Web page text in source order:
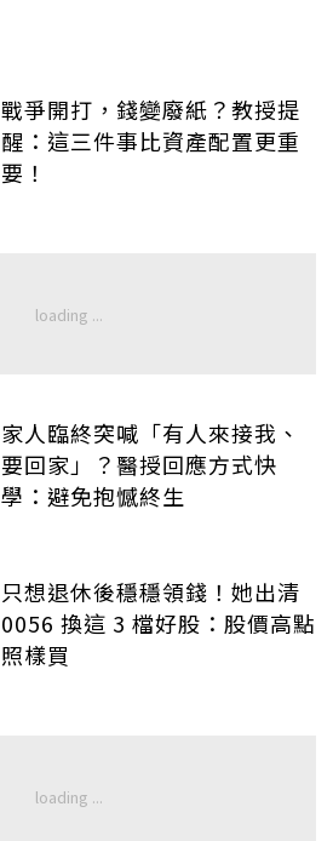
戰爭開打，錢變廢紙？教授提
醒：這三件事比資產配置更重
要！
家人臨終突喊「有人來接我、
要回家」？醫授回應方式快
學：避免抱憾終生
只想退休後穩穩領錢！她出清
0056 換這 3 檔好股：股價高點
照樣買